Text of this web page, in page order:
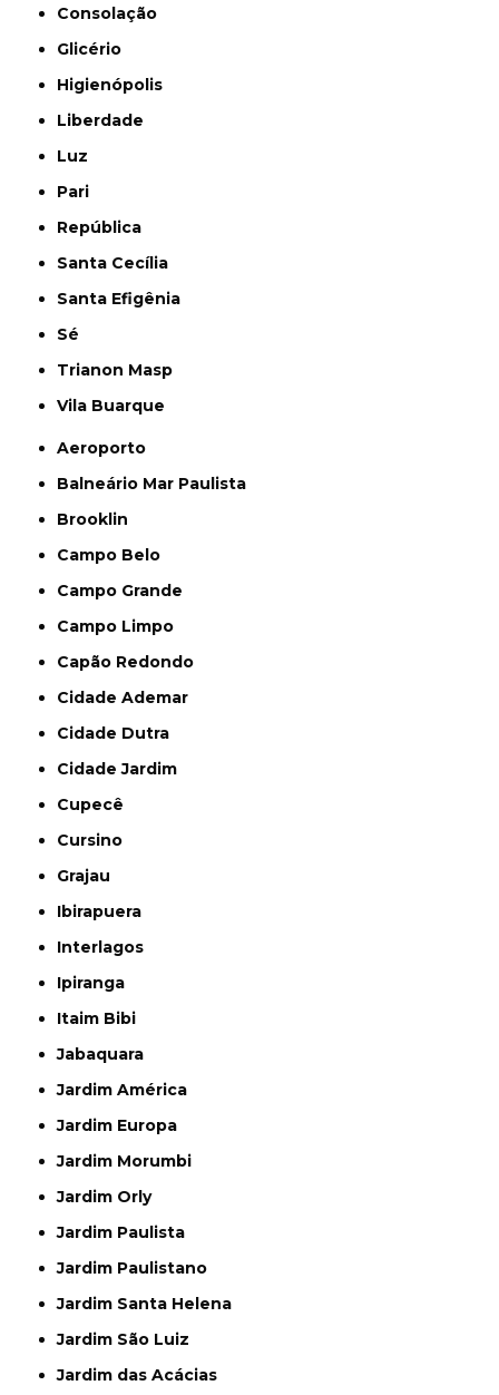
Consolação
Glicério
Higienópolis
Liberdade
Luz
Pari
República
Santa Cecília
Santa Efigênia
Sé
Trianon Masp
Vila Buarque
Aeroporto
Balneário Mar Paulista
Brooklin
Campo Belo
Campo Grande
Campo Limpo
Capão Redondo
Cidade Ademar
Cidade Dutra
Cidade Jardim
Cupecê
Cursino
Grajau
Ibirapuera
Interlagos
Ipiranga
Itaim Bibi
Jabaquara
Jardim América
Jardim Europa
Jardim Morumbi
Jardim Orly
Jardim Paulista
Jardim Paulistano
Jardim Santa Helena
Jardim São Luiz
Jardim das Acácias